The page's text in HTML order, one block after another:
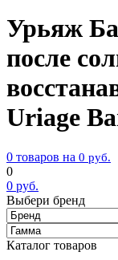
Урьяж
после
Uriage
0 товаров на 0 руб.
0
0 руб.
Выбери бренд
Каталог товаров